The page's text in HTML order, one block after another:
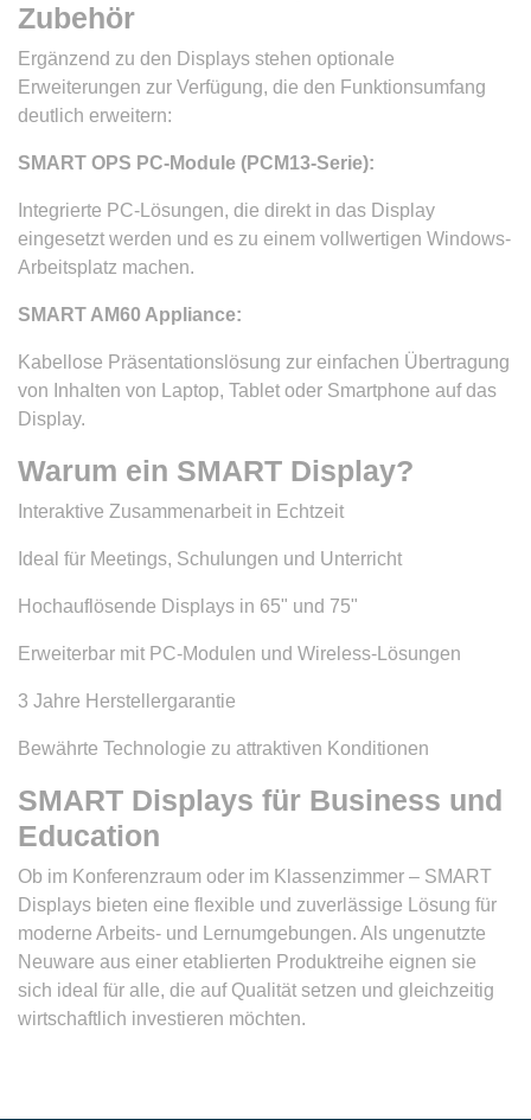
Zubehör
Ergänzend zu den Displays stehen optionale
Erweiterungen zur Verfügung, die den Funktionsumfang
deutlich erweitern:
SMART OPS PC-Module (PCM13-Serie):
Integrierte PC-Lösungen, die direkt in das Display
eingesetzt werden und es zu einem vollwertigen Windows-
Arbeitsplatz machen.
SMART AM60 Appliance:
Kabellose Präsentationslösung zur einfachen Übertragung
von Inhalten von Laptop, Tablet oder Smartphone auf das
Display.
Warum ein SMART Display?
Interaktive Zusammenarbeit in Echtzeit
Ideal für Meetings, Schulungen und Unterricht
Hochauflösende Displays in 65" und 75"
Erweiterbar mit PC-Modulen und Wireless-Lösungen
3 Jahre Herstellergarantie
Bewährte Technologie zu attraktiven Konditionen
SMART Displays für Business und
Education
Ob im Konferenzraum oder im Klassenzimmer – SMART
Displays bieten eine flexible und zuverlässige Lösung für
moderne Arbeits- und Lernumgebungen. Als ungenutzte
Neuware aus einer etablierten Produktreihe eignen sie
sich ideal für alle, die auf Qualität setzen und gleichzeitig
wirtschaftlich investieren möchten.